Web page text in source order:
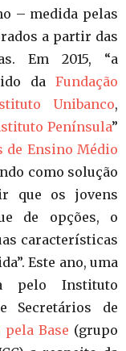
– medida pelas
a partir das
Em 2015, “a
da Fundação
Unibanco,
Península”
Ensino Médio
como solução
que os jovens
de opções, o
características
Este ano, uma
pelo Instituto
Secretários de
Base (grupo